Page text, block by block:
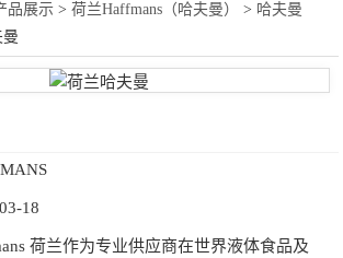
夫曼）
品展示 >荷兰Haffmans（哈夫曼） > 哈夫曼
18
荷兰作为专业供应商在世界液体食品及